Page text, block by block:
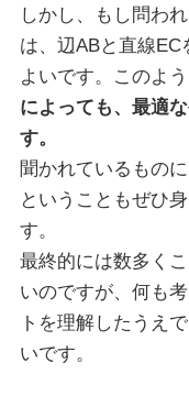
しかし、もし問わ
は、辺ABと直線
よいです。このよう
によっても、最適
す。
聞かれているもの
ということもぜひ
す。
最終的には数多く
いのですが、何も
トを理解したうえ
いです。